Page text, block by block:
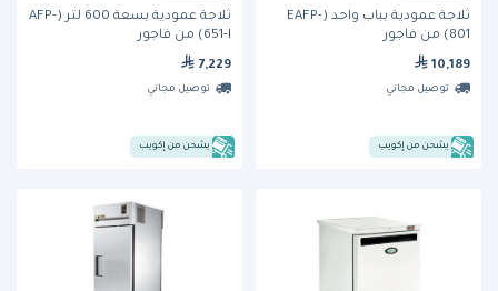
ثلاجة عمودية بباب واحد (EAFP-
801) من فاجور
10,189
توصيل مجاني
يشحن من إكويب
ثلاجة عمودية بسعة 600 لتر (AFP-
651-I) من فاجور
7,229
توصيل مجاني
يشحن من إكويب